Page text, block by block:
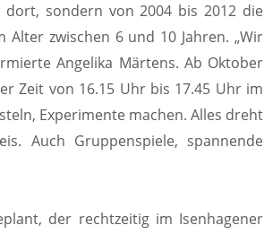
sondern von 2004 bis 2012 die
Alter zwischen 6 und 10 Jahren. „Wir
Angelika Märtens. Ab Oktober
Zeit von 16.15 Uhr bis 17.45 Uhr im
Experimente machen. Alles dreht
Auch Gruppenspiele, spannende
der rechtzeitig im Isenhagener